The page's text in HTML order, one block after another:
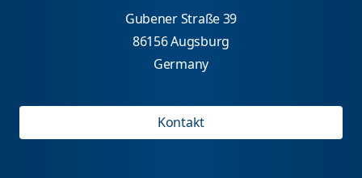
Gubener Straße 39
86156 Augsburg
Germany
Kontakt